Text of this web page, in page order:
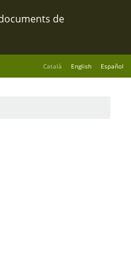
Català English Español